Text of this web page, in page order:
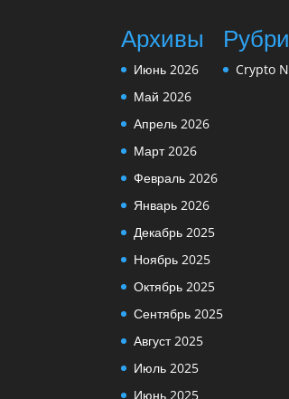
Архивы
Июнь 2026
Май 2026
Апрель 2026
Март 2026
Февраль 2026
Январь 2026
Декабрь 2025
Ноябрь 2025
Октябрь 2025
Сентябрь 2025
Август 2025
Июль 2025
Июнь 2025
Crypto